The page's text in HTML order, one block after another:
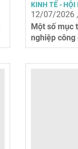
KINH TẾ - HỘI
12/07/2026
Một số mục
nghiệp công